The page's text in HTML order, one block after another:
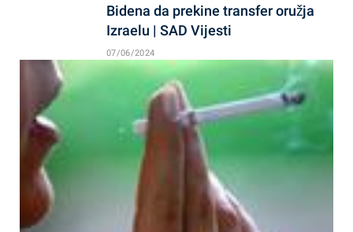
Bidena da prekine transfer oružja
Izraelu | SAD Vijesti
07/06/2024